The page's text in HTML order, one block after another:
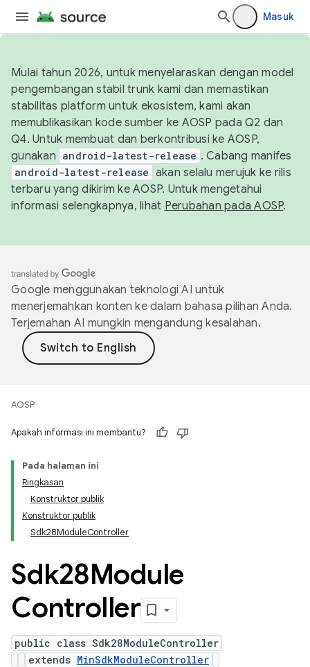
Masuk
Mulai tahun 2026, untuk menyelaraskan dengan model
pengembangan stabil trunk kami dan memastikan
stabilitas platform untuk ekosistem, kami akan
memublikasikan kode sumber ke AOSP pada Q2 dan
Q4. Untuk membuat dan berkontribusi ke AOSP,
gunakan android-latest-release . Cabang manifes
android-latest-release akan selalu merujuk ke rilis
terbaru yang dikirim ke AOSP. Untuk mengetahui
informasi selengkapnya, lihat Perubahan pada AOSP.
Google menggunakan teknologi AI untuk
menerjemahkan konten ke dalam bahasa pilihan Anda.
Terjemahan AI mungkin mengandung kesalahan.
AOSP
Apakah informasi ini membantu?
Pada halaman ini
Ringkasan
Konstruktor publik
Konstruktor publik
Sdk28ModuleController
Sdk28Module
Controller
public class Sdk28ModuleController
extends MinSdkModuleController